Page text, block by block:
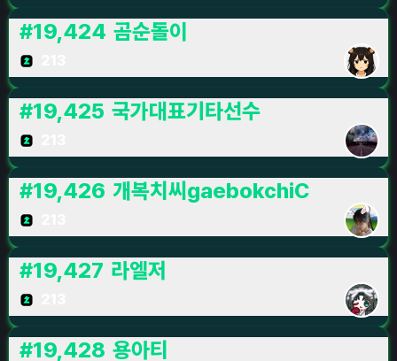
#19,424 곰순돌이
#19,425 국가대표기타선수
#19,426 개복치씨gaebokchiC
#19,427 라엘저
#19,428 용아티